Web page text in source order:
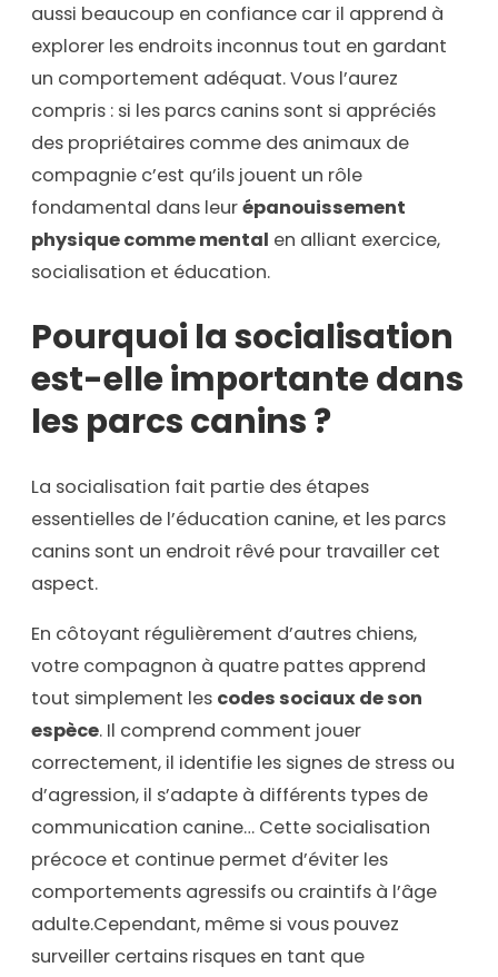
aussi beaucoup en confiance car il apprend à
explorer les endroits inconnus tout en gardant
un comportement adéquat. Vous l’aurez
compris : si les parcs canins sont si appréciés
des propriétaires comme des animaux de
compagnie c’est qu’ils jouent un rôle
fondamental dans leurépanouissement
physique comme mental en alliant exercice,
socialisation et éducation.
Pourquoi la socialisation
est-elle importante dans
les parcs canins ?
La socialisation fait partie des étapes
essentielles de l’éducation canine, et les parcs
canins sont un endroit rêvé pour travailler cet
aspect.
En côtoyant régulièrement d’autres chiens,
votre compagnon à quatre pattes apprend
tout simplement les codes sociaux de son
espèce. Il comprend comment jouer
correctement, il identifie les signes de stress ou
d’agression, il s’adapte à différents types de
communication canine… Cette socialisation
précoce et continue permet d’éviter les
comportements agressifs ou craintifs à l’âge
adulte.Cependant, même si vous pouvez
surveiller certains risques en tant que